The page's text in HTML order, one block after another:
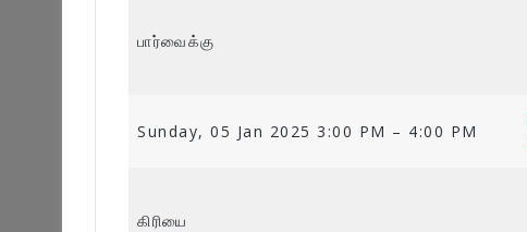
பார்வைக்கு
Sunday, 05 Jan 2025 3:00 PM – 4:00 PM
கிரியை